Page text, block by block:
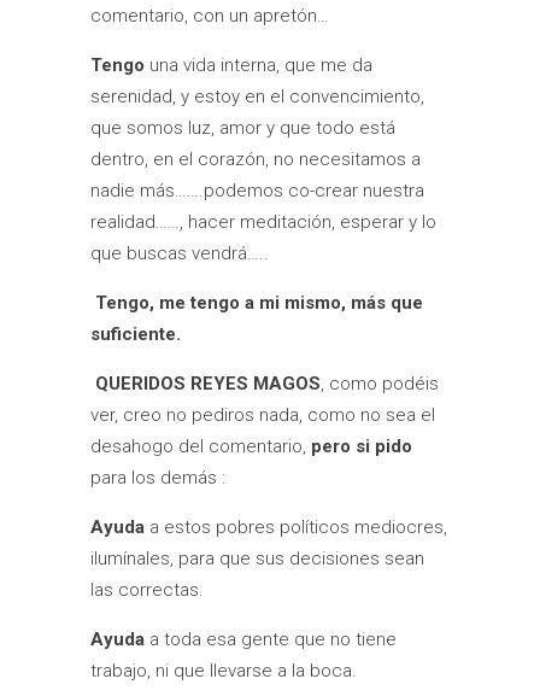
comentario, con un apretón…
Tengo una vida interna, que me da
serenidad, y estoy en el convencimiento,
que somos luz, amor y que todo está
dentro, en el corazón, no necesitamos a
nadie más…….podemos co-crear nuestra
realidad……, hacer meditación, esperar y lo
que buscas vendrá…..
Tengo, me tengo a mi mismo, más que
suficiente.
QUERIDOS REYES MAGOS, como podéis
ver, creo no pediros nada, como no sea el
desahogo del comentario, pero si pido
para los demás :
Ayuda a estos pobres políticos mediocres,
ilumínales, para que sus decisiones sean
las correctas.
Ayuda a toda esa gente que no tiene
trabajo, ni que llevarse a la boca.